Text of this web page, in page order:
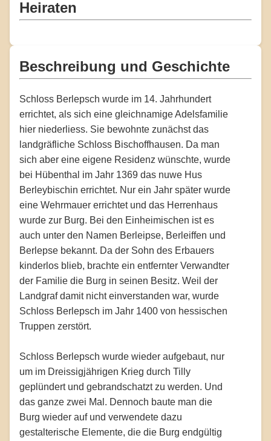
Heiraten
Beschreibung und Geschichte
Schloss Berlepsch wurde im 14. Jahrhundert
errichtet, als sich eine gleichnamige Adelsfamilie
hier niederliess. Sie bewohnte zunächst das
landgräfliche Schloss Bischoffhausen. Da man
sich aber eine eigene Residenz wünschte, wurde
bei Hübenthal im Jahr 1369 das nuwe Hus
Berleybischin errichtet. Nur ein Jahr später wurde
eine Wehrmauer errichtet und das Herrenhaus
wurde zur Burg. Bei den Einheimischen ist es
auch unter den Namen Berleipse, Berleiffen und
Berlepse bekannt. Da der Sohn des Erbauers
kinderlos blieb, brachte ein entfernter Verwandter
der Familie die Burg in seinen Besitz. Weil der
Landgraf damit nicht einverstanden war, wurde
Schloss Berlepsch im Jahr 1400 von hessischen
Truppen zerstört.
Schloss Berlepsch wurde wieder aufgebaut, nur
um im Dreissigjährigen Krieg durch Tilly
geplündert und gebrandschatzt zu werden. Und
das ganze zwei Mal. Dennoch baute man die
Burg wieder auf und verwendete dazu
gestalterische Elemente, die die Burg endgültig